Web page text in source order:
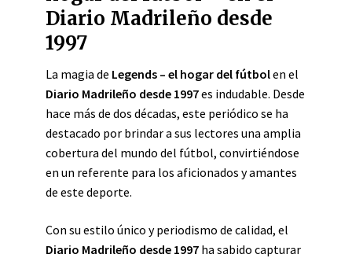
Diario Madrileño desde
1997
La magia de Legends – el hogar del fútbolen el
Diario Madrileño desde 1997es indudable. Desde
hace más de dos décadas, este periódico se ha
destacado por brindar a sus lectores una amplia
cobertura del mundo del fútbol, convirtiéndose
en un referente para los aficionados y amantes
de este deporte.
Con su estilo único y periodismo de calidad, el
Diario Madrileño desde 1997 ha sabido capturar